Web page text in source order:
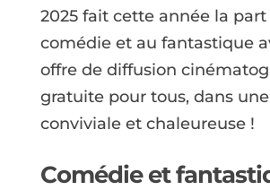
2025 fait cette année la
comédie et au fantastique
offre de diffusion
gratuite pour tous, dans
conviviale et chaleureuse !
Comédie et